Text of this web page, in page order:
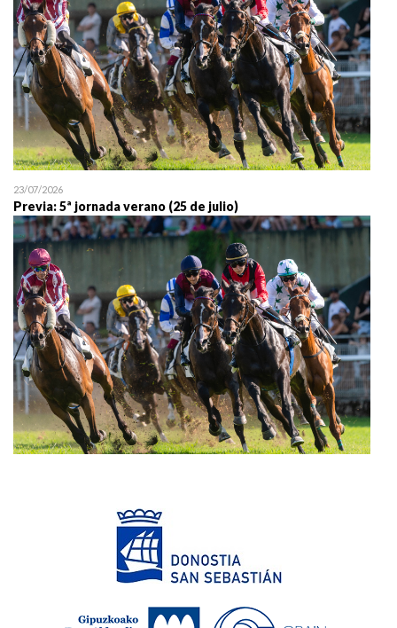
23/07/2026
Previa: 5ª jornada verano (25 de julio)